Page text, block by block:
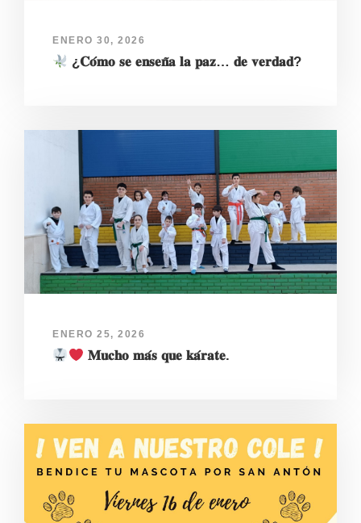
ENERO 30, 2026
¿𝐂𝐨́𝐦𝐨 𝐬𝐞 𝐞𝐧𝐬𝐞𝐧̃𝐚 𝐥𝐚 𝐩𝐚𝐳… 𝐝𝐞 𝐯𝐞𝐫𝐝𝐚𝐝?
ENERO 25, 2026
𝐌𝐮𝐜𝐡𝐨 𝐦𝐚́𝐬 𝐪𝐮𝐞 𝐤𝐚́𝐫𝐚𝐭𝐞.